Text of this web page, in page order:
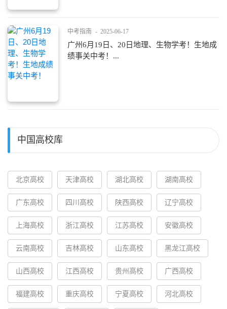
中考指南 - 2025-06-17
广州6月19日、20日地理、生物学考！生地成
绩事关中考！...
中国高校库
北京高校 天津高校 湖北高校 湖南高校
广东高校 四川高校 陕西高校 辽宁高校
上海高校 浙江高校 江苏高校 安徽高校
云南高校 吉林高校 山东高校 黑龙江高校
山西高校 江西高校 贵州高校 广西高校
福建高校 重庆高校 宁夏高校 河北高校